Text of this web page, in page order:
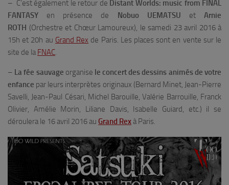
– C’est également le retour de Distant Worlds: music from FINAL
FANTASY en présence de Nobuo UEMATSU etArnie
ROTH (Orchestre et Chœur Lamoureux), le samedi 23 avril 2016 à
15h et 20h au Grand Rex de Paris. Les places sont en vente sur le
site de la FNAC.
– La fée sauvage organise le concert des dessins animés de votre
enfance par leurs interprètes originaux (Bernard Minet, Jean-Pierre
Savelli, Jean-Paul Césari, Michel Barouille, Valérie Barrouille, Franck
Olivier, Amélie Morin, Liliane Davis, Isabelle Guiard, etc.) il se
déroulera le 16 avril 2016 au Grand Rexà Paris.